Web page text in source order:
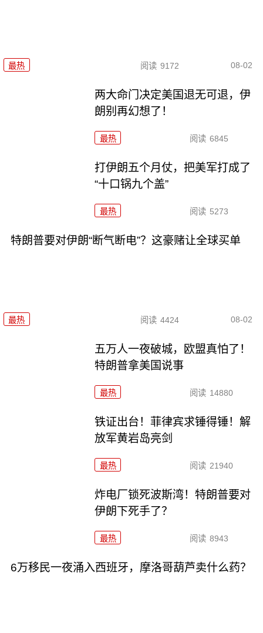
最热 阅读 9172 08-02
两大命门决定美国退无可退，伊
朗别再幻想了！
最热 阅读 6845
打伊朗五个月仗，把美军打成了
“十口锅九个盖”
最热 阅读 5273
特朗普要对伊朗“断气断电”？这豪赌让全球买单
最热 阅读 4424 08-02
五万人一夜破城，欧盟真怕了！
特朗普拿美国说事
最热 阅读 14880
铁证出台！菲律宾求锤得锤！解
放军黄岩岛亮剑
最热 阅读 21940
炸电厂锁死波斯湾！特朗普要对
伊朗下死手了？
最热 阅读 8943
6万移民一夜涌入西班牙，摩洛哥葫芦卖什么药？